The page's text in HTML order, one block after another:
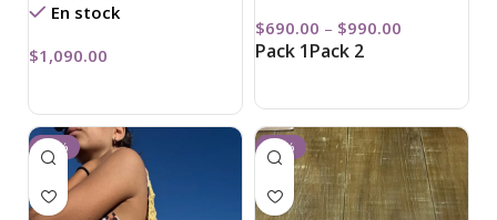
En stock
$1,090.00
$690.00 – $990.00
Pack 1Pack 2
-48% -21%